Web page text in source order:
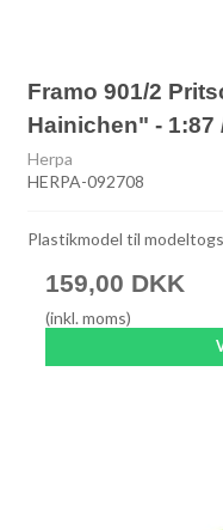
Framo 901/2
Hainichen" - 1:87
Herpa
HERPA-092708
Plastikmodel til
159,00 DKK
(inkl. moms)